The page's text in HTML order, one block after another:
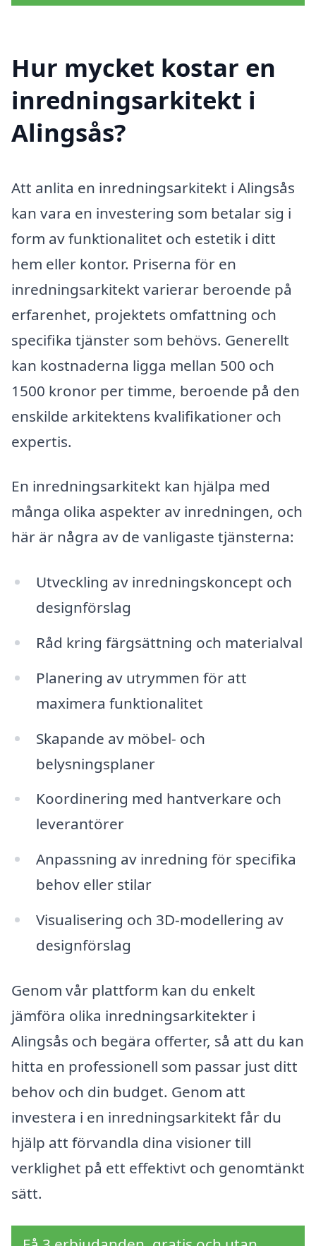
Hur mycket kostar en
inredningsarkitekt i
Alingsås?
Att anlita en inredningsarkitekt i Alingsås
kan vara en investering som betalar sig i
form av funktionalitet och estetik i ditt
hem eller kontor. Priserna för en
inredningsarkitekt varierar beroende på
erfarenhet, projektets omfattning och
specifika tjänster som behövs. Generellt
kan kostnaderna ligga mellan 500 och
1500 kronor per timme, beroende på den
enskilde arkitektens kvalifikationer och
expertis.
En inredningsarkitekt kan hjälpa med
många olika aspekter av inredningen, och
här är några av de vanligaste tjänsterna:
Utveckling av inredningskoncept och
designförslag
Råd kring färgsättning och materialval
Planering av utrymmen för att
maximera funktionalitet
Skapande av möbel- och
belysningsplaner
Koordinering med hantverkare och
leverantörer
Anpassning av inredning för specifika
behov eller stilar
Visualisering och 3D-modellering av
designförslag
Genom vår plattform kan du enkelt
jämföra olika inredningsarkitekter i
Alingsås och begära offerter, så att du kan
hitta en professionell som passar just ditt
behov och din budget. Genom att
investera i en inredningsarkitekt får du
hjälp att förvandla dina visioner till
verklighet på ett effektivt och genomtänkt
sätt.